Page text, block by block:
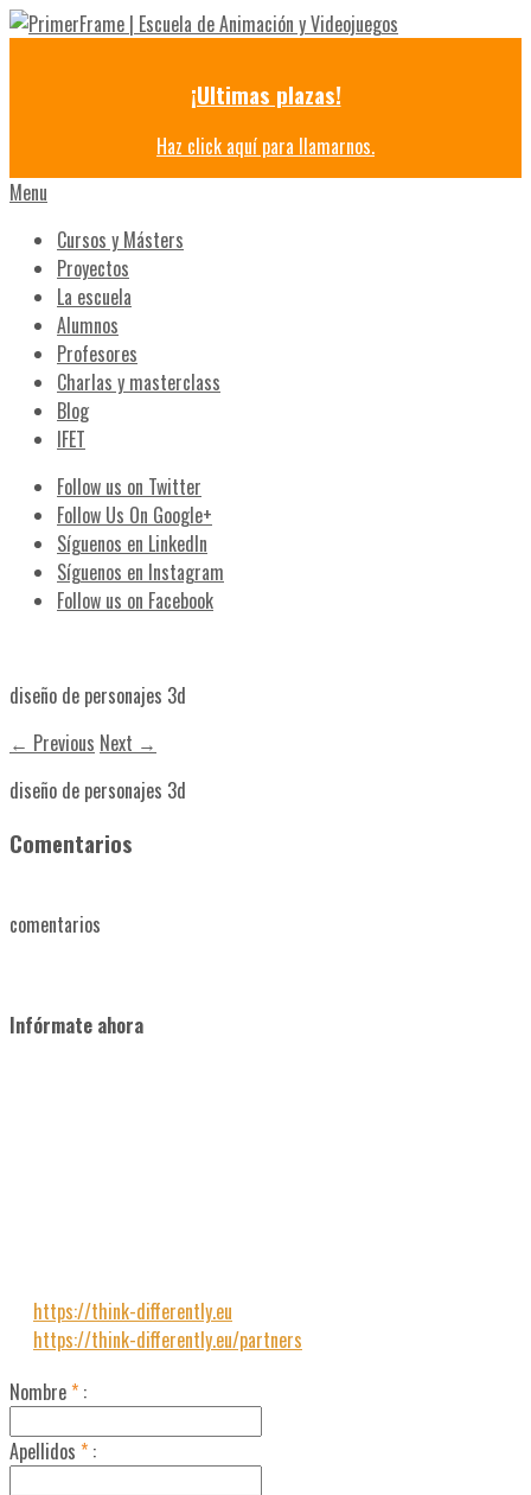
¡Ultimas plazas!
Haz click aquí para llamarnos.
Menu
Cursos y Másters
Proyectos
La escuela
Alumnos
Profesores
Charlas y masterclass
Blog
IFET
Follow us on Twitter
Follow Us On Google+
Síguenos en LinkedIn
Síguenos en Instagram
Follow us on Facebook
diseño de personajes 3d
← Previous Next →
diseño de personajes 3d
Comentarios
comentarios
Infórmate ahora
https://think-differently.eu
https://think-differently.eu/partners
Nombre* :
Apellidos * :